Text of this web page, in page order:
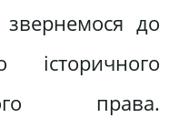
звернемося до
історичного
права.